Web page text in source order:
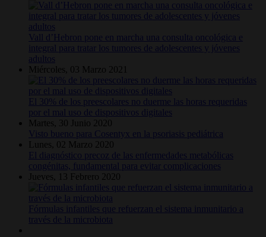
Vall d’Hebron pone en marcha una consulta oncológica e
integral para tratar los tumores de adolescentes y jóvenes
adultos
Miércoles, 03 Marzo 2021
El 30% de los preescolares no duerme las horas requeridas
por el mal uso de dispositivos digitales
Martes, 30 Junio 2020
Visto bueno para Cosentyx en la psoriasis pediátrica
Lunes, 02 Marzo 2020
El diagnóstico precoz de las enfermedades metabólicas
congénitas, fundamental para evitar complicaciones
Jueves, 13 Febrero 2020
Fórmulas infantiles que refuerzan el sistema inmunitario a
través de la microbiota